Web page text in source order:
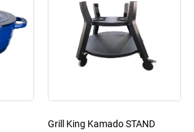
Grill King Kamado STAND